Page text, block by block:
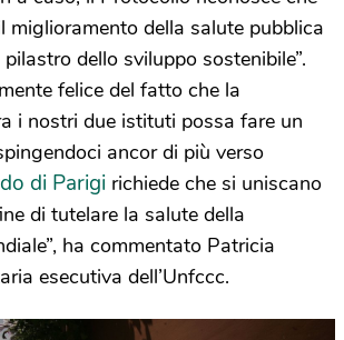
miglioramento della salute pubblica
dello sviluppo sostenibile”.
felice del fatto che la
i nostri due istituti possa fare un
ancor di più verso
di Parigi richiede che si uniscano
di tutelare la salute della
ha commentato Patricia
esecutiva dell’Unfccc.